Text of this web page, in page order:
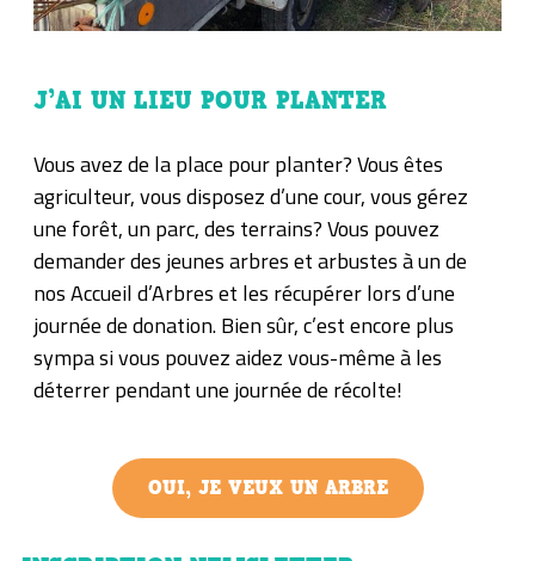
J’AI UN LIEU POUR PLANTER
Vous avez de la place pour planter? Vous êtes
agriculteur, vous disposez d’une cour, vous gérez
une forêt, un parc, des terrains? Vous pouvez
demander des jeunes arbres et arbustes à un de
nos Accueil d’Arbres et les récupérer lors d’une
journée de donation. Bien sûr, c’est encore plus
sympa si vous pouvez aidez vous-même à les
déterrer pendant une journée de récolte!
OUI, JE VEUX UN ARBRE